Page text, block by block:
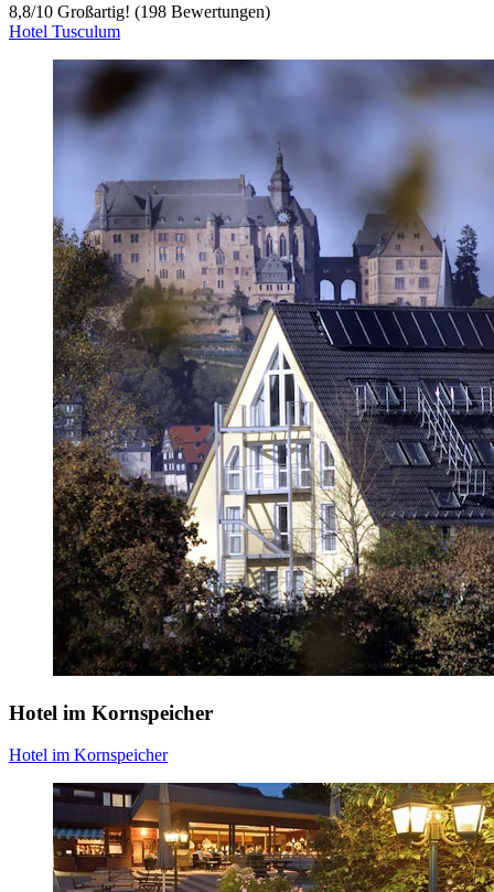
8,8/10 Großartig! (198 Bewertungen)
Hotel Tusculum
Hotel im Kornspeicher
Hotel im Kornspeicher